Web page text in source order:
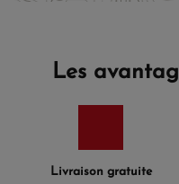
imaginée pour toutes
Les
Livraison gratuite